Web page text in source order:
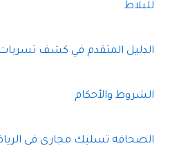
للبلاط
الدليل المتقدم في كشف تسربات
الشروط والأحكام
الصحافه تسليك مجارى فى